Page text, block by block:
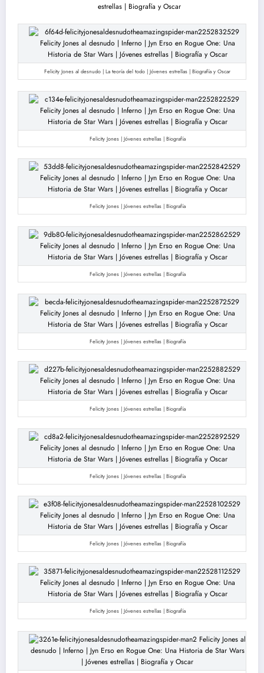
Felicity Jones al desnudo | La teoría del todo | Jóvenes estrellas | Biografía y Oscar
Felicity Jones | Jóvenes estrellas | Biografía
Felicity Jones | Jóvenes estrellas | Biografía
Felicity Jones | Jóvenes estrellas | Biografía
Felicity Jones | Jóvenes estrellas | Biografía
Felicity Jones | Jóvenes estrellas | Biografía
Felicity Jones | Jóvenes estrellas | Biografía
Felicity Jones | Jóvenes estrellas | Biografía
Felicity Jones | Jóvenes estrellas | Biografía